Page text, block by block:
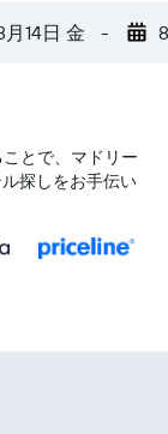
月14日 金 -
とで、マドリー
探しをお手伝い